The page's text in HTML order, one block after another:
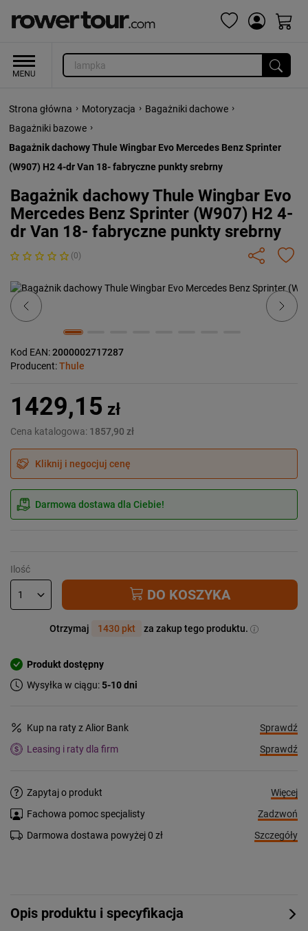
Strona główna › Motoryzacja › Bagażniki dachowe ›
Bagażniki bazowe ›
Bagażnik dachowy Thule Wingbar Evo Mercedes Benz Sprinter
(W907) H2 4-dr Van 18- fabryczne punkty srebrny
Bagażnik dachowy Thule Wingbar Evo
Mercedes Benz Sprinter (W907) H2 4-
dr Van 18- fabryczne punkty srebrny
(0)
Previous Next
Kod EAN:2000002717287
Producent:Thule
1429,15 zł
Cena katalogowa: 1857,90 zł
Kliknij i negocjuj cenę
Darmowa dostawa dla Ciebie!
Ilość
DO KOSZYKA
Otrzymaj 1430 pkt za zakup tego produktu.
Produkt dostępny
Wysyłka w ciągu:5-10 dni
Kup na raty z Alior Bank
Sprawdź
Leasing i raty dla firm
Sprawdź
Zapytaj o produkt
Więcej
Fachowa pomoc specjalisty
Zadzwoń
Darmowa dostawa powyżej 0 zł
Szczegóły
Opis produktu i specyfikacja